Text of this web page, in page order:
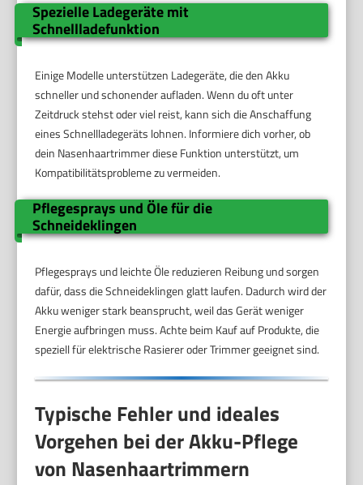
Spezielle Ladegeräte mit
Schnellladefunktion
Einige Modelle unterstützen Ladegeräte, die den Akku
schneller und schonender aufladen. Wenn du oft unter
Zeitdruck stehst oder viel reist, kann sich die Anschaffung
eines Schnellladegeräts lohnen. Informiere dich vorher, ob
dein Nasenhaartrimmer diese Funktion unterstützt, um
Kompatibilitätsprobleme zu vermeiden.
Pflegesprays und Öle für die
Schneideklingen
Pflegesprays und leichte Öle reduzieren Reibung und sorgen
dafür, dass die Schneideklingen glatt laufen. Dadurch wird der
Akku weniger stark beansprucht, weil das Gerät weniger
Energie aufbringen muss. Achte beim Kauf auf Produkte, die
speziell für elektrische Rasierer oder Trimmer geeignet sind.
Typische Fehler und ideales
Vorgehen bei der Akku-Pflege
von Nasenhaartrimmern